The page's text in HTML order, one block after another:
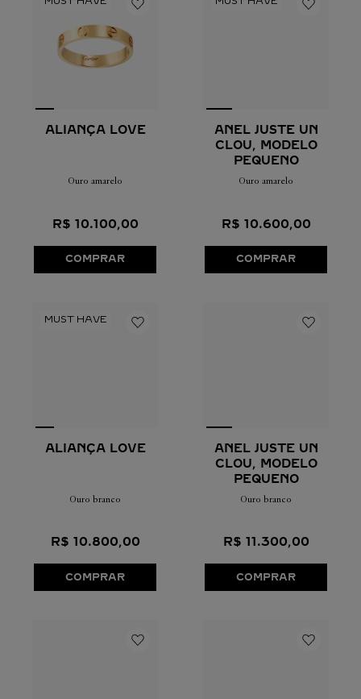
ALIANÇA LOVE
Ouro amarelo
R$ 10.100,00
COMPRAR
ANEL JUSTE UN
CLOU, MODELO
PEQUENO
Ouro amarelo
R$ 10.600,00
COMPRAR
ALIANÇA LOVE
Ouro branco
R$ 10.800,00
COMPRAR
ANEL JUSTE UN
CLOU, MODELO
PEQUENO
Ouro branco
R$ 11 .300,00
COMPRAR